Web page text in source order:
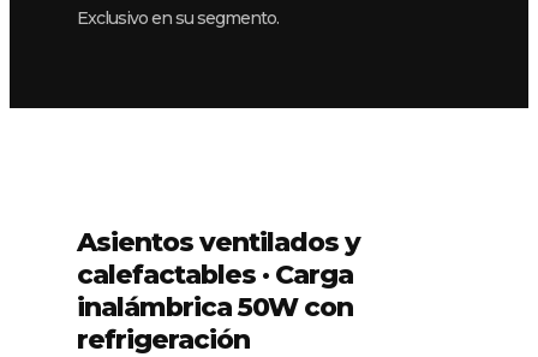
Exclusivo en su segmento.
Asientos ventilados y
calefactables · Carga
inalámbrica 50W con
refrigeración